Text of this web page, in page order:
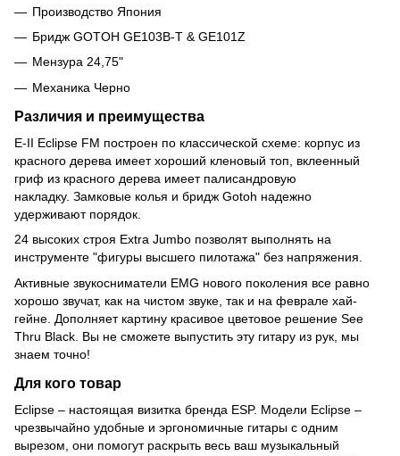
Производство Япония
Бридж GOTOH GE103B-T & GE101Z
Мензура 24,75"
Механика Черно
Различия и преимущества
E-II Eclipse FM построен по классической схеме: корпус из
красного дерева имеет хороший кленовый топ, вклеенный
гриф из красного дерева имеет палисандровую
накладку. Замковые колья и бридж Gotoh надежно
удерживают порядок.
24 высоких строя Extra Jumbo позволят выполнять на
инструменте "фигуры высшего пилотажа" без напряжения.
Активные звукосниматели EMG нового поколения все равно
хорошо звучат, как на чистом звуке, так и на феврале хай-
гейне. Дополняет картину красивое цветовое решение See
Thru Black. Вы не сможете выпустить эту гитару из рук, мы
знаем точно!
Для кого товар
Eclipse – настоящая визитка бренда ESP. Модели Eclipse –
чрезвычайно удобные и эргономичные гитары с одним
вырезом, они помогут раскрыть весь ваш музыкальный